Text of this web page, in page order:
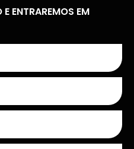
ENTRAREMOS EM